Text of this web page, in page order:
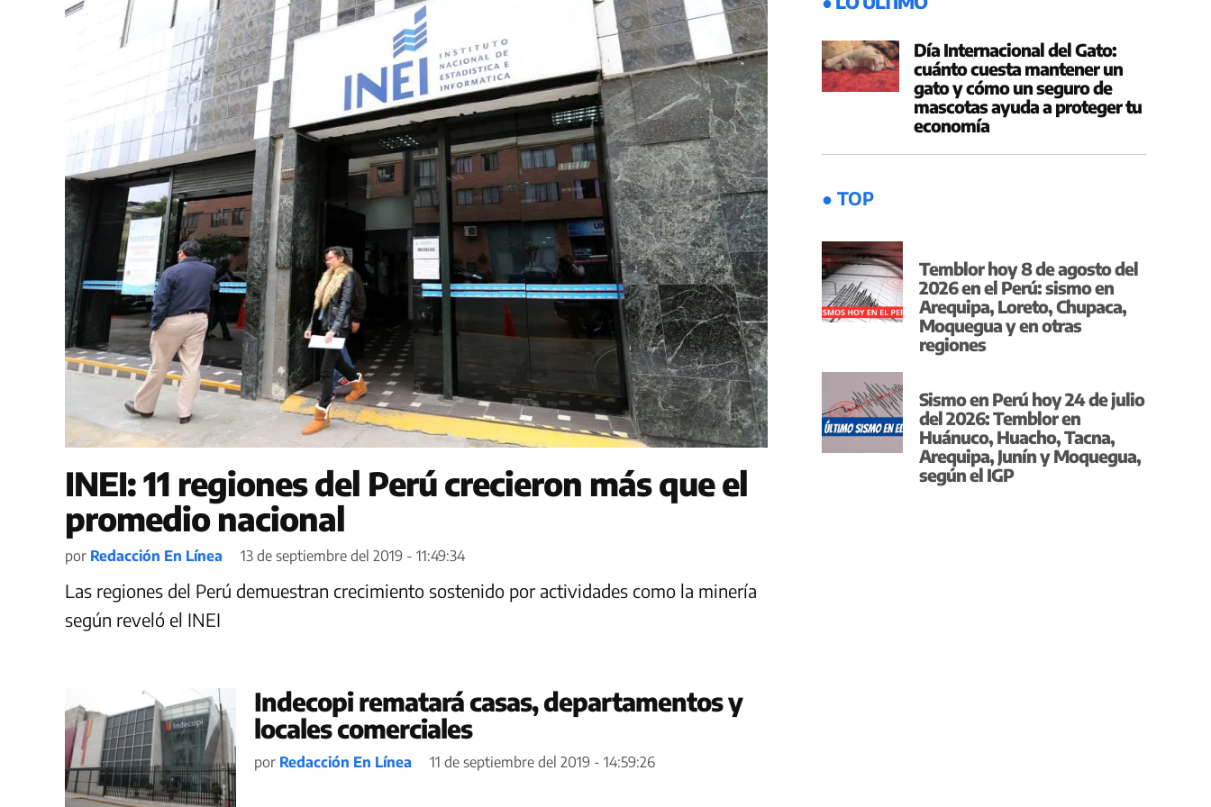
INEI: 11 regiones del Perú crecieron más que el
promedio nacional
por Redacción En Línea 13 de septiembre del 2019 - 11:49:34
Las regiones del Perú demuestran crecimiento sostenido por actividades como la minería
según reveló el INEI
Indecopi rematará casas, departamentos y
locales comerciales
por Redacción En Línea 11 de septiembre del 2019 - 14:59:26
Día Internacional del Gato:
cuánto cuesta mantener un
gato y cómo un seguro de
mascotas ayuda a proteger tu
economía
● TOP
Temblor hoy 8 de agosto del
2026 en el Perú: sismo en
Arequipa, Loreto, Chupaca,
Moquegua y en otras
regiones
Sismo en Perú hoy 24 de julio
del 2026: Temblor en
Huánuco, Huacho, Tacna,
Arequipa, Junín y Moquegua,
según el IGP